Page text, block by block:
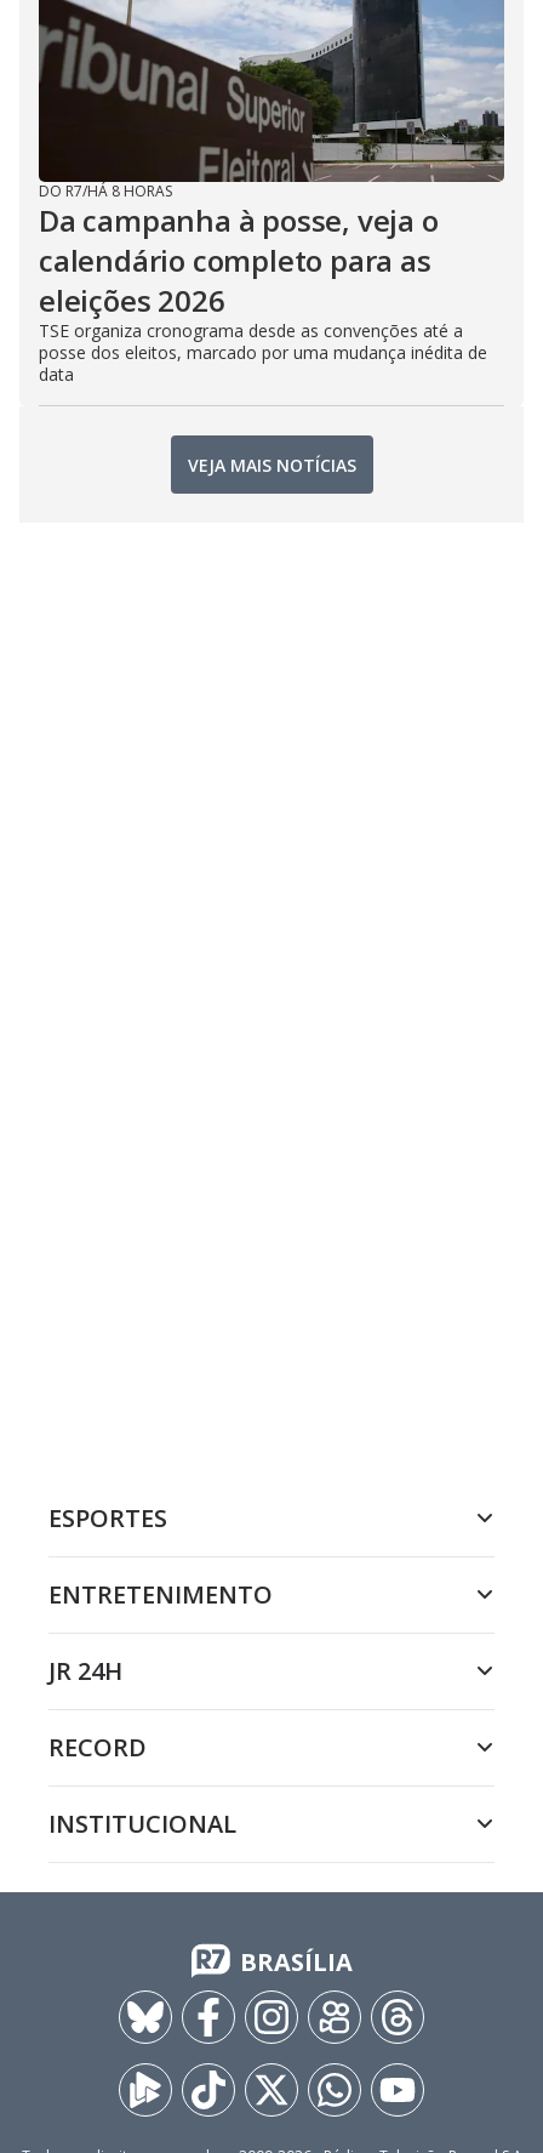
DO R7/HÁ 8 HORAS
Da campanha à posse, veja o
calendário completo para as
eleições 2026
TSE organiza cronograma desde as convenções até a
posse dos eleitos, marcado por uma mudança inédita de
data
VEJA MAIS NOTÍCIAS
ESPORTES
ENTRETENIMENTO
JR 24H
RECORD
INSTITUCIONAL
BRASÍLIA